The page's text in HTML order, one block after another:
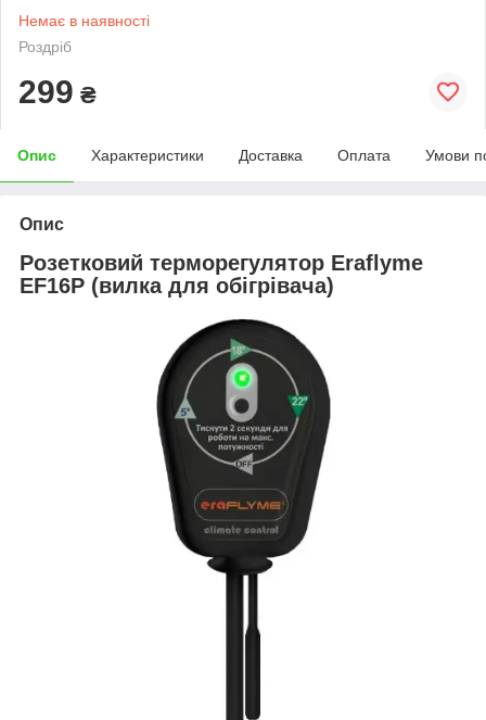
Немає в наявності
Роздріб
299 ₴
Опис Характеристики Доставка Оплата Умови
Опис
Розетковий терморегулятор Eraflyme
EF16P (вилка для обігрівача)